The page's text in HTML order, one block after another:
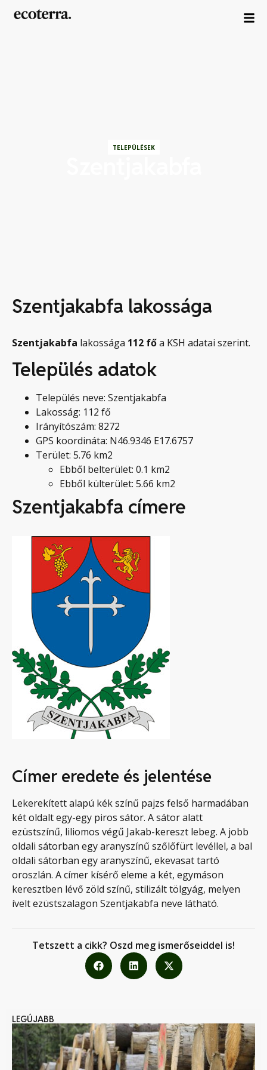
TELEPÜLÉSEK
Szentjakabfa lakossága
Szentjakabfa lakossága 112 főa KSH adatai szerint.
Település adatok
Település neve: Szentjakabfa
Lakosság: 112 fő
Irányítószám: 8272
GPS koordináta: N46.9346 E17.6757
Terület: 5.76 km2
Ebből belterület: 0.1 km2
Ebből külterület: 5.66 km2
Szentjakabfa címere
Címer eredete és jelentése
Lekerekített alapú kék színű pajzs felső harmadában
két oldalt egy-egy piros sátor. A sátor alatt
ezüstszínű, liliomos végű Jakab-kereszt lebeg. A jobb
oldali sátorban egy aranyszínű szőlőfürt levéllel, a bal
oldali sátorban egy aranyszínű, ekevasat tartó
oroszlán. A címer kísérő eleme a két, egymáson
keresztben lévő zöld színű, stilizált tölgyág, melyen
ívelt ezüstszalagon Szentjakabfa neve látható.
Tetszett a cikk? Oszd meg ismerőseiddel is!
LEGÚJABB